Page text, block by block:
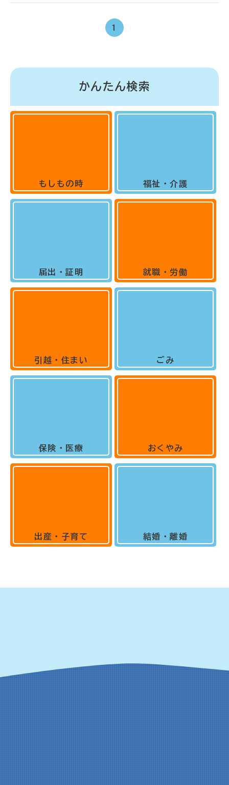
1
かんたん検索
もしもの時
届出・証明
引越・住まい
保険・医療
出産・子育て
福祉・介護
就職・労働
ごみ
おくやみ
結婚・離婚